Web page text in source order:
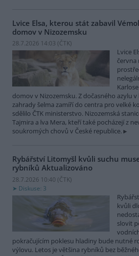
Lvice Elsa, kterou stát zabavil
domov v Nizozemsku
28.7.2026 14:03 (ČTK)
Lvice
domov v Nizozemsku. Z dočasného azylu
zahrady šelma zamíří do centra pro velké
sdělilo ČTK ministerstvo. Nizozemská
Tajmira a lva Mera, kteří také pocházejí z
soukromých chovů v České republice.
Rybářství Litomyšl kvůli suchu
rybníků Aktualizováno
28.7.2026 10:40 (ČTK)
Diskuse: 3
kvůli
slovit
pokračujícím poklesu hladiny bude nutné
výlovu. Letos je většina rybníků bez